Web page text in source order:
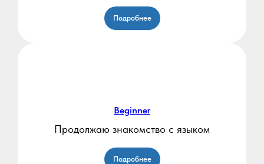
Подробнее
Beginner
Продолжаю знакомство с языком
Подробнее